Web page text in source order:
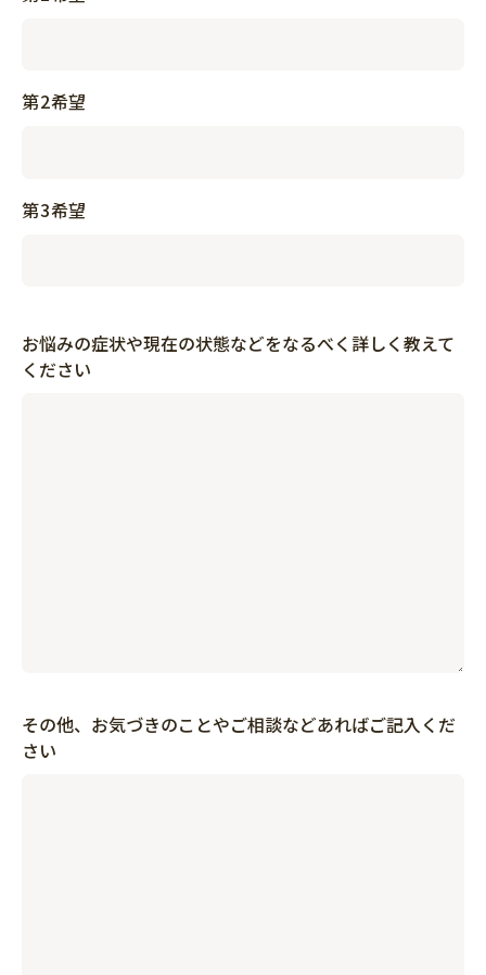
第2希望
第3希望
お悩みの症状や現在の状態などをなるべく詳しく教えて
ください
その他、お気づきのことやご相談などあればご記入くだ
さい